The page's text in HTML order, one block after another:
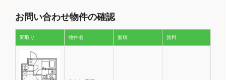
お問い合わせ物件の確認
間取り 物件名 面積 賃料